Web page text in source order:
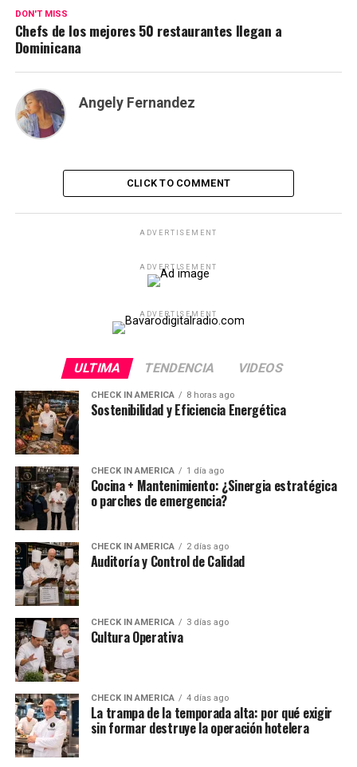
DON'T MISS
Chefs de los mejores 50 restaurantes llegan a
Dominicana
Angely Fernandez
CLICK TO COMMENT
ADVERTISEMENT
ADVERTISEMENT
ADVERTISEMENT
ULTIMA TENDENCIA VIDEOS
CHECK IN AMERICA 8 horas ago
Sostenibilidad y Eficiencia Energética
CHECK IN AMERICA 1 día ago
Cocina + Mantenimiento: ¿Sinergia estratégica
o parches de emergencia?
CHECK IN AMERICA 2 días ago
Auditoría y Control de Calidad
CHECK IN AMERICA 3 días ago
Cultura Operativa
CHECK IN AMERICA 4 días ago
La trampa de la temporada alta: por qué exigir
sin formar destruye la operación hotelera